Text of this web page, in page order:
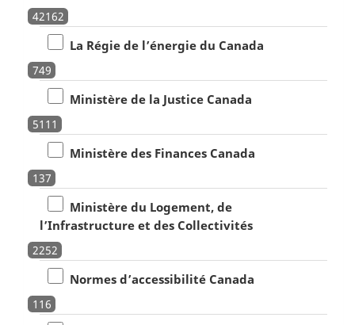
42162
La Régie de l’énergie du Canada
749
Ministère de la Justice Canada
5111
Ministère des Finances Canada
137
Ministère du Logement, de
l’Infrastructure et des Collectivités
2252
Normes d’accessibilité Canada
116